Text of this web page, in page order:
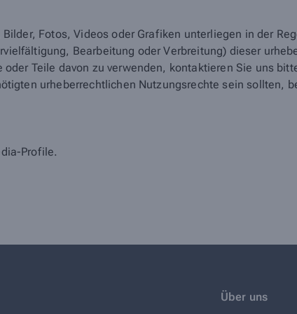
Fotos, Videos oder Grafiken unterliegen in der
Bearbeitung oder Verbreitung) dieser
Teile davon zu verwenden, kontaktieren Sie uns
urheberrechtlichen Nutzungsrechte sein sollten,
Profile.
Über uns